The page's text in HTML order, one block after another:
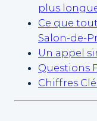
plus
Ce que
Salon-de-
Un appel
Questions
Chiffres